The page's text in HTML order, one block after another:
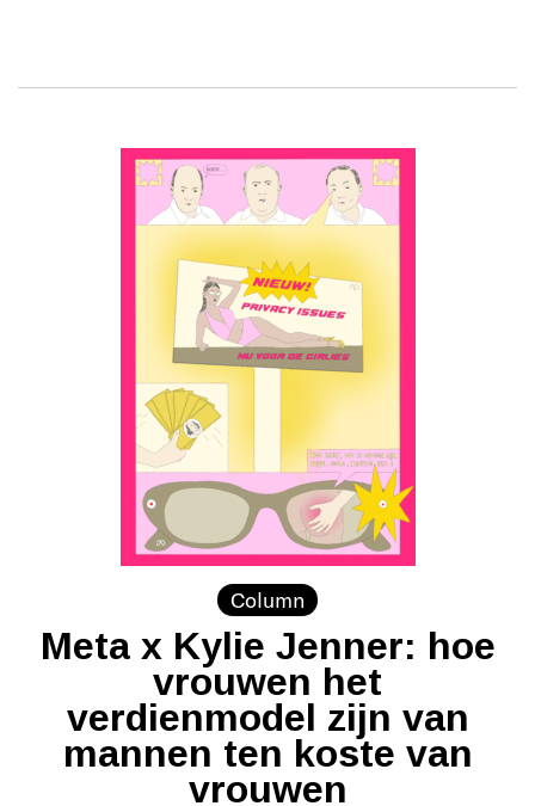
Column
Meta x Kylie Jenner: hoe
vrouwen het
verdienmodel zijn van
mannen ten koste van
vrouwen